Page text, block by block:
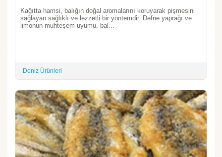
Kağıtta hamsi, balığın doğal aromalarını koruyarak pişmesini
sağlayan sağlıklı ve lezzetli bir yöntemdir. Defne yaprağı ve
limonun muhteşem uyumu, bal...
Deniz Ürünleri